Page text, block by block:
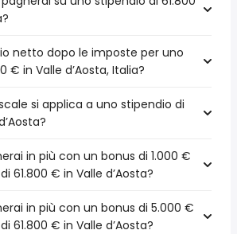
netto dopo le imposte per uno
€ in Valle d’Aosta, Italia?
si applica a uno stipendio di
in più con un bonus di 1.000 €
61.800 € in Valle d’Aosta?
in più con un bonus di 5.000 €
61.800 € in Valle d’Aosta?